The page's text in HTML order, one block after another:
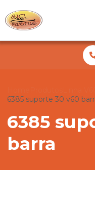
6385 suporte 30 v60
6385
barra